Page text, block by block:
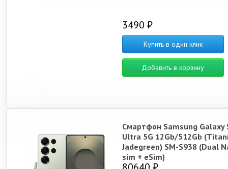
3490 ₽
Купить в один клик
Добавить в корзину
Смартфон Samsung Galaxy
Ultra 5G 12Gb/512Gb
Jadegreen) SM-S938 (Dual
sim + eSim)